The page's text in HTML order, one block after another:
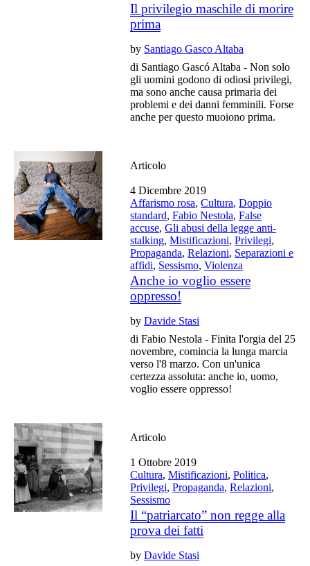
Il privilegio maschile di morire
prima
by Santiago Gasco Altaba
di Santiago Gascó Altaba - Non solo
gli uomini godono di odiosi privilegi,
ma sono anche causa primaria dei
problemi e dei danni femminili. Forse
anche per questo muoiono prima.
Articolo
4 Dicembre 2019
Affarismo rosa,Cultura,Doppio
standard,Fabio Nestola,False
accuse,Gli abusi della legge anti-
stalking,Mistificazioni,Privilegi,
Propaganda,Relazioni, Separazioni e
affidi, Sessismo,Violenza
Anche io voglio essere
oppresso!
byDavide Stasi
di Fabio Nestola - Finita l'orgia del 25
novembre, comincia la lunga marcia
verso l'8 marzo. Con un'unica
certezza assoluta: anche io, uomo,
voglio essere oppresso!
Articolo
1 Ottobre 2019
Cultura,Mistificazioni,Politica,
Privilegi,Propaganda,Relazioni,
Sessismo
Il “patriarcato” non regge alla
prova dei fatti
byDavide Stasi